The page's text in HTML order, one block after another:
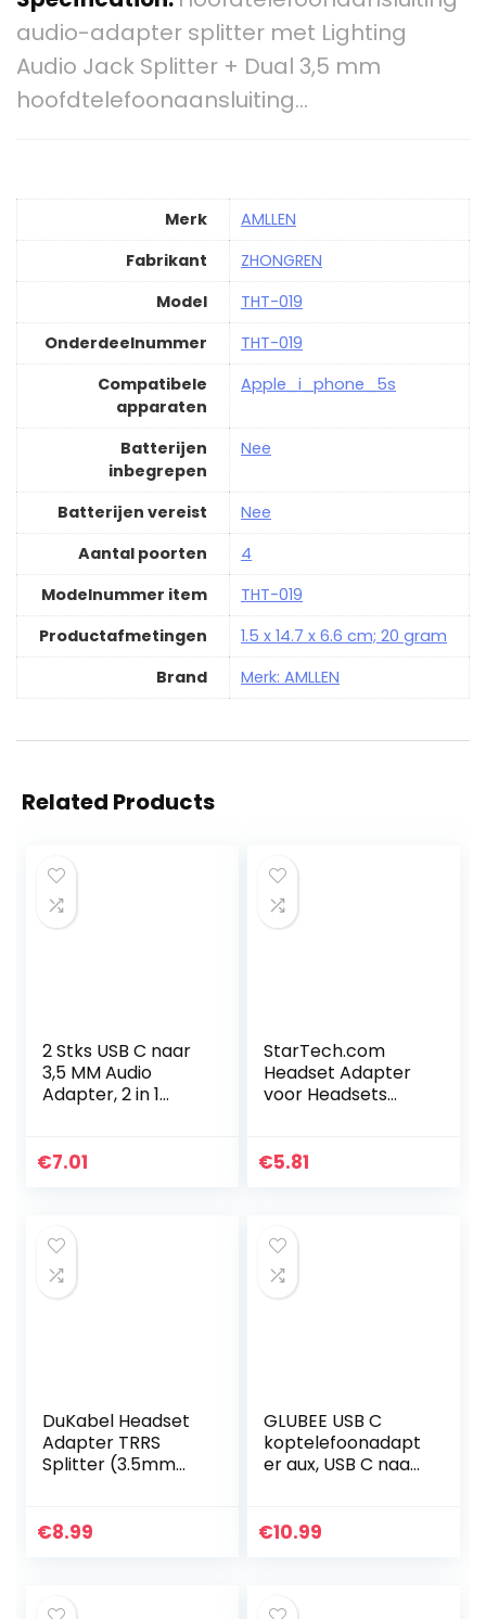
audio-adapter splitter met Lighting
Audio Jack Splitter + Dual 3,5 mm
hoofdtelefoonaansluiting…
Merk
‎AMLLEN
Fabrikant
‎ZHONGREN
Model
‎THT-019
Onderdeelnummer
‎THT-019
Compatibele
apparaten
‎Apple_i_phone_5s
Batterijen
inbegrepen
‎Nee
Batterijen vereist
‎Nee
Aantal poorten
‎4
Modelnummer item
‎THT-019
Productafmetingen
‎1.5 x 14.7 x 6.6 cm; 20 gram
Brand
Merk: AMLLEN
Related Products
2 Stks USB C naar
3,5 MM Audio
Adapter, 2 in 1
Assist Audio Kabel
€7.01
StarTech.com
Headset Adapter
voor Headsets
ofoonstekkers –
€5.81
DuKabel Headset
Adapter TRRS
Splitter (3.5mm
socket) 4-pins
€8.99
GLUBEE USB C
koptelefoonadapt
er aux, USB C naar
Samsung S21 Ultra
€10.99